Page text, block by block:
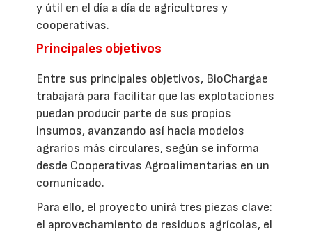
y útil en el día a día de agricultores y
cooperativas.
Principales objetivos
Entre sus principales objetivos, BioChargae
trabajará para facilitar que las explotaciones
puedan producir parte de sus propios
insumos, avanzando así hacia modelos
agrarios más circulares, según se informa
desde Cooperativas Agroalimentarias en un
comunicado.
Para ello, el proyecto unirá tres piezas clave:
el aprovechamiento de residuos agrícolas, el